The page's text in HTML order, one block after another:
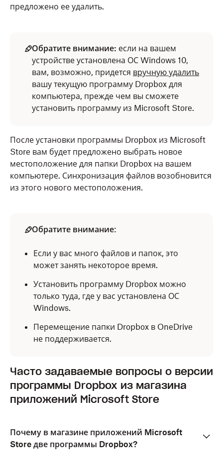
предложено ее удалить.
Обратите внимание: если на вашем
устройстве установлена ОС Windows 10,
вам, возможно, придется вручную удалить
вашу текущую программу Dropbox для
компьютера, прежде чем вы сможете
установить программу из Microsoft Store.
После установки программы Dropbox из Microsoft
Store вам будет предложено выбрать новое
местоположение для папки Dropbox на вашем
компьютере. Синхронизация файлов возобновится
из этого нового местоположения.
Обратите внимание:
Если у вас много файлов и папок, это
может занять некоторое время.
Установить программу Dropbox можно
только туда, где у вас установлена ОС
Windows.
Перемещение папки Dropbox в OneDrive
не поддерживается.
Часто задаваемые вопросы о версии
программы Dropbox из магазина
приложений Microsoft Store
Почему в магазине приложений Microsoft
Store две программы Dropbox?